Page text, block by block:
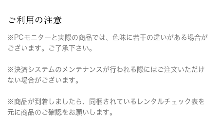
ご利用の注意
※PCモニターと実際の商品では、色味に若干の違いがある場合が
ございます。ご了承下さい。
※決済システムのメンテナンスが行われる際にはご注文いただけ
ない場合がございます。
※商品が到着しましたら、同梱されているレンタルチェック表を
元に商品のご確認をお願いします。